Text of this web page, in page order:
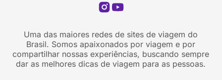
Uma das maiores redes de sites de viagem do
Brasil. Somos apaixonados por viagem e por
compartilhar nossas experiências, buscando sempre
dar as melhores dicas de viagem para as pessoas.